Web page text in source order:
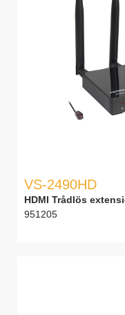
VS-2490HD
HDMI Trådlös
951205